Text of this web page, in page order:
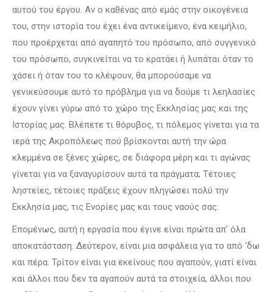
αυτού του έργου. Αν ο καθένας από εμάς στην οικογένεια
του, στην ιστορία του έχει ένα αντικείμενο, ένα κειμήλιο,
που προέρχεται από αγαπητό του πρόσωπο, από συγγενικό
του πρόσωπο, συγκινείται να το κρατάει ή λυπάται όταν το
χάσει ή όταν του το κλέψουν, θα μπορούσαμε να
γενικεύσουμε αυτό το πρόβλημα για να δούμε τι λεηλασίες
έχουν γίνει γύρω από το χώρο της Εκκλησίας μας και της
Ιστορίας μας. Βλέπετε τι θόρυβος, τι πόλεμος γίνεται για τα
ιερά της Ακροπόλεως πού βρίσκονται αυτή την ώρα
κλεμμένα σε ξένες χώρες, σε διάφορα μέρη και τι αγώνας
γίνεται για να ξαναγυρίσουν αυτά τα πράγματα; Τέτοιες
ληστείες, τέτοιες πράξεις έχουν πληγώσει πολύ την
Εκκλησία μας, τις Ενορίες μας και τους ναούς σας.
Επομένως, αυτή η εργασία που έγινε είναι πρώτα απ’ όλα
αποκατάσταση. Δεύτερον, είναι μια ασφάλεια για το από ‘δω
και πέρα. Τρίτον είναι για εκείνους που αγαπούν, γιατί είναι
και άλλοι που δεν τα αγαπούν αυτά τα στοιχεία, άλλοι που